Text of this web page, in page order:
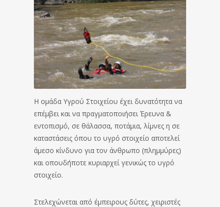
Η ομάδα Υγρού Στοιχείου έχει δυνατότητα να
επέμβει και να πραγματοποιήσει Έρευνα &
εντοπισμό, σε θάλασσα, ποτάμια, λίμνες η σε
καταστάσεις όπου το υγρό στοιχείο αποτελεί
άμεσο κίνδυνο για τον άνθρωπο (πλημμύρες)
και οπουδήποτε κυριαρχεί γενικώς το υγρό
στοιχείο.
Στελεχώνεται από έμπειρους δύτες, χειριστές